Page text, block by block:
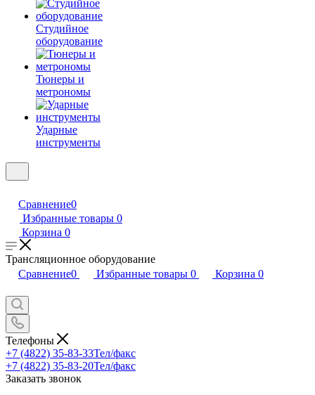
Студийное
оборудование
Тюнеры и
метрономы
Ударные
инструменты
Сравнение0
Избранные товары 0
Корзина 0
Трансляционное оборудование
Сравнение0 Избранные товары 0 Корзина 0
Телефоны
+7 (4822) 35-83-33Тел/факс
+7 (4822) 35-83-20Тел/факс
Заказать звонок